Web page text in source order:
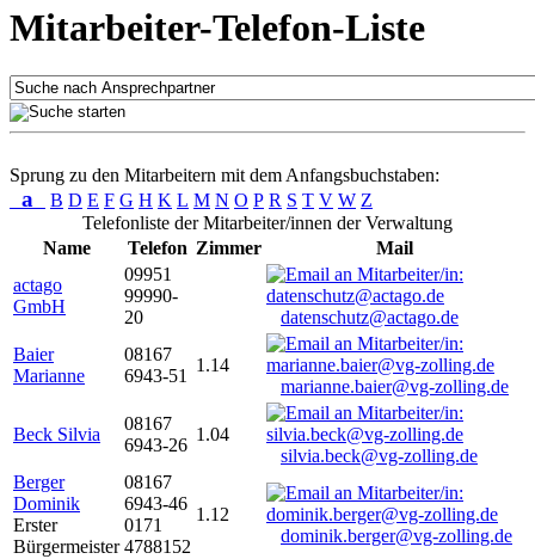
Mitarbeiter-Telefon-Liste
Sprung zu den Mitarbeitern mit dem Anfangsbuchstaben:
a B D E F G H K L M N O P R S T V W Z
Telefonliste der Mitarbeiter/innen der Verwaltung
Name
Telefon Zimmer
Mail
actago
GmbH
09951
99990-
20
datenschutz@actago.de
Baier
Marianne
08167
6943-51
1.14
marianne.baier@vg-zolling.de
Beck Silvia
08167
6943-26
1.04
silvia.beck@vg-zolling.de
Berger
Dominik
Erster
Bürgermeister
08167
6943-46
0171
4788152
1.12
dominik.berger@vg-zolling.de